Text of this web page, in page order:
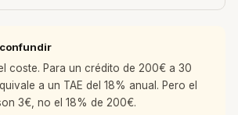
confundir
coste. Para un crédito de 200€ a 30
a un TAE del 18% anual. Pero el
3€, no el 18% de 200€.